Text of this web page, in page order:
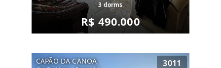
3 dorms
R$ 490.000
CAPÃO DA CANOA 3011